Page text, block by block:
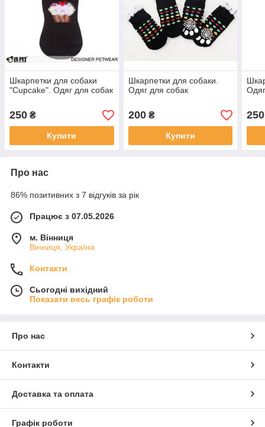
Шкарпетки для собаки
"Cupcake". Одяг для собак
250 ₴
Купити
Шкарпетки для собаки.
Одяг для собак
200₴
Купити
250
Про нас
86% позитивних з 7 відгуків за рік
Працює з 07.05.2026
м. Вінниця
Вінниця, Україна
Контакти
Сьогодні вихідний
Показати весь графік роботи
Про нас
Контакти
Доставка та оплата
Графік роботи